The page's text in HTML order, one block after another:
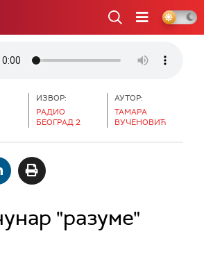
ИЗВОР:
РАДИО
БЕОГРАД 2
АУТОР:
TAМАРА
ВУЧЕНОВИЋ
"разуме"